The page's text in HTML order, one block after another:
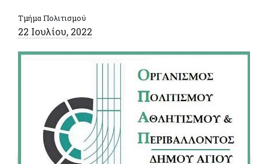
Τμήμα Πολιτισμού
22 Ιουλίου, 2022